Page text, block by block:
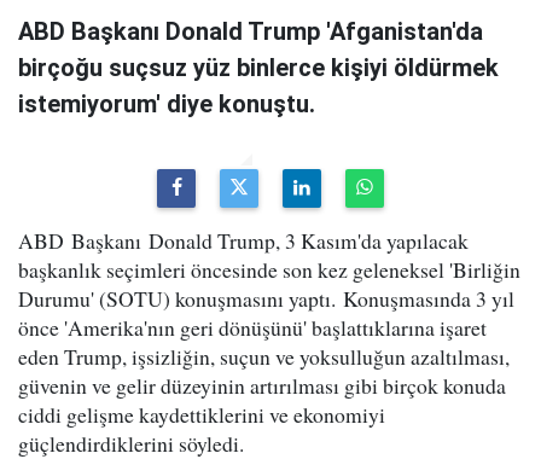
ABD Başkanı Donald Trump 'Afganistan'da
birçoğu suçsuz yüz binlerce kişiyi öldürmek
istemiyorum' diye konuştu.
ABD Başkanı Donald Trump, 3 Kasım'da yapılacak
başkanlık seçimleri öncesinde son kez geleneksel 'Birliğin
Durumu' (SOTU) konuşmasını yaptı. Konuşmasında 3 yıl
önce 'Amerika'nın geri dönüşünü' başlattıklarına işaret
eden Trump, işsizliğin, suçun ve yoksulluğun azaltılması,
güvenin ve gelir düzeyinin artırılması gibi birçok konuda
ciddi gelişme kaydettiklerini ve ekonomiyi
güçlendirdiklerini söyledi.